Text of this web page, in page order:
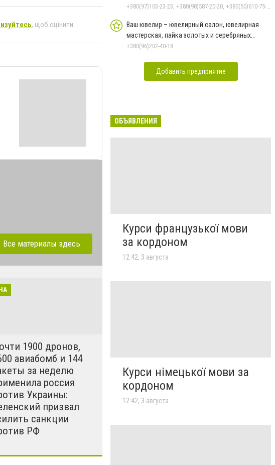
, щоб оцінити
Все материалы здесь
1900 дронов,
авиабомб и 144
за неделю
россия
Украины:
призвал
санкции
РФ
Ваш ювелир – ювелирный салон, ювелирная
мастерская, пайка золотых и серебряных
изделий
+380(96)202-40-18
Добавить предприятие
ОБЪЯВЛЕНИЯ
Курси французької мови
за кордоном
12:42, 3 августа
Курси німецької мови за
кордоном
12:42, 3 августа